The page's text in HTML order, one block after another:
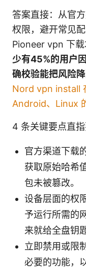
答案直接：从官
权限，避开常见
Pioneer vpn 下载
少有45%的用户
确校验能把风险
Nord vpn install
Android、Linux
4 条关键要点直
官方渠道下载
获取原始哈希
包未被篡改。
设备层面的权
予运行所需的
来就给全盘钥匙
立即禁用或限
必要的功能，